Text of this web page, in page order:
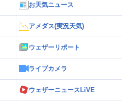
お天気ニュース
アメダス(実況天気)
ウェザーリポート
ライブカメラ
ウェザーニュースLiVE